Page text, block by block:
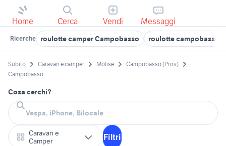
Home Cerca Vendi Messaggi
Ricerche roulotte camper Campobasso roulotte campobasso
Subito Caravan e camper Molise
Campobasso (Prov)
Campobasso
Cosa cerchi?
Caravan e
Camper
Filtri